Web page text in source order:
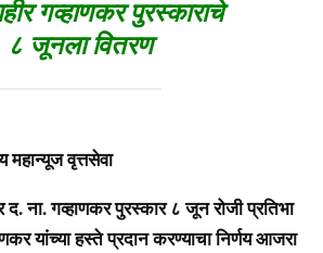
गव्हाणकर पुरस्काराचे
८ जूनला वितरण
वृत्तसेवा
ना. गव्हाणकर पुरस्कार ८ जून रोजी प्रतिभा
यांच्या हस्ते प्रदान करण्याचा निर्णय आजरा